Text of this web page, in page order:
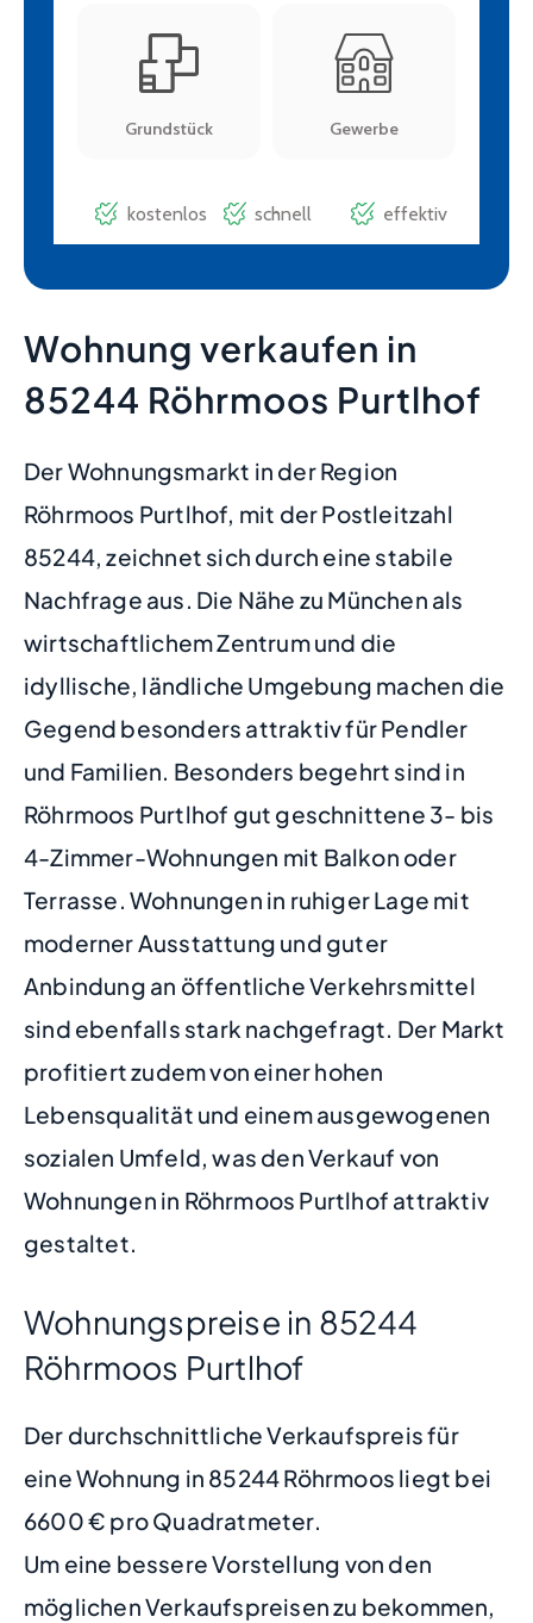
Wohnung verkaufen in
85244 Röhrmoos Purtlhof
Der Wohnungsmarkt in der Region
Röhrmoos Purtlhof, mit der Postleitzahl
85244, zeichnet sich durch eine stabile
Nachfrage aus. Die Nähe zu München als
wirtschaftlichem Zentrum und die
idyllische, ländliche Umgebung machen die
Gegend besonders attraktiv für Pendler
und Familien. Besonders begehrt sind in
Röhrmoos Purtlhof gut geschnittene 3- bis
4-Zimmer-Wohnungen mit Balkon oder
Terrasse. Wohnungen in ruhiger Lage mit
moderner Ausstattung und guter
Anbindung an öffentliche Verkehrsmittel
sind ebenfalls stark nachgefragt. Der Markt
profitiert zudem von einer hohen
Lebensqualität und einem ausgewogenen
sozialen Umfeld, was den Verkauf von
Wohnungen in Röhrmoos Purtlhof attraktiv
gestaltet.
Wohnungspreise in 85244
Röhrmoos Purtlhof
Der durchschnittliche Verkaufspreis für
eine Wohnung in 85244 Röhrmoos liegt bei
6600 € pro Quadratmeter.
Um eine bessere Vorstellung von den
möglichen Verkaufspreisen zu bekommen,